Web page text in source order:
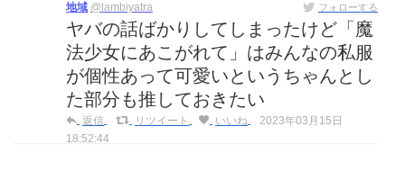
地域 @lambiyatra フォローする
ヤバの話ばかりしてしまったけど「魔
法少女にあこがれて」はみんなの私服
が個性あって可愛いというちゃんとし
た部分も推しておきたい
返信 リツイート いいね
2023年03月15日
18:52:44